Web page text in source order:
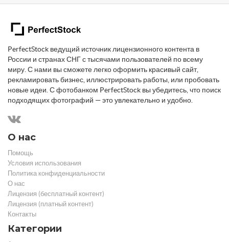
PerfectStock ведущий источник лицензионного контента в
России и странах СНГ с тысячами пользователей по всему
миру. С нами вы сможете легко оформить красивый сайт,
рекламировать бизнес, иллюстрировать работы, или пробовать
новые идеи. С фотобанком PerfectStock вы убедитесь, что поиск
подходящих фотографий — это увлекательно и удобно.
О нас
Помощь
Условия использования
Политика конфиденциальности
О нас
Лицензия (бесплатный контент)
Лицензия (платный контент)
Контакты
Категории